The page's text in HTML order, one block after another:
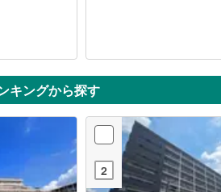
キングから探す
2